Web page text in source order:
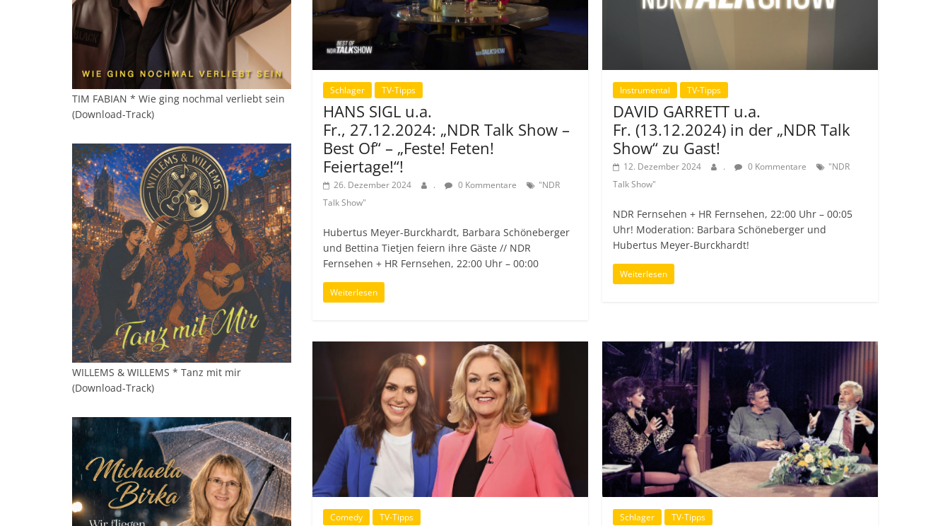
Schlager TV-Tipps
HANS SIGL u.a.
Fr., 27.12.2024: „NDR Talk Show –
Best Of“ – „Feste! Feten!
Feiertage!“!
26. Dezember 2024 . 0 Kommentare
"NDR
Talk Show"
Hubertus Meyer-Burckhardt, Barbara Schöneberger
und Bettina Tietjen feiern ihre Gäste // NDR
Fernsehen + HR Fernsehen, 22:00 Uhr – 00:00
Weiterlesen
Instrumental TV-Tipps
DAVID GARRETT u.a.
Fr. (13.12.2024) in der „NDR Talk
Show“ zu Gast!
12. Dezember 2024 . 0 Kommentare
"NDR
Talk Show"
NDR Fernsehen + HR Fernsehen, 22:00 Uhr – 00:05
Uhr! Moderation: Barbara Schöneberger und
Hubertus Meyer-Burckhardt!
Weiterlesen
Comedy TV-Tipps Schlager TV-Tipps
TIM FABIAN * Wie ging nochmal verliebt sein
(Download-Track)
WILLEMS & WILLEMS * Tanz mit mir
(Download-Track)